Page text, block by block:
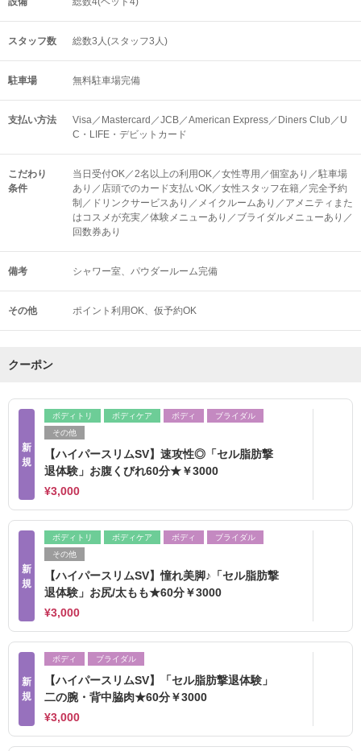
スタッフ数 総数3人(スタッフ3人)
駐車場 無料駐車場完備
支払い方法
Visa／Mastercard／JCB／American Express／Diners Club／U
C・LIFE・デビットカード
こだわり
条件
当日受付OK／2名以上の利用OK／女性専用／個室あり／駐車場
あり／店頭でのカード支払いOK／女性スタッフ在籍／完全予約
制／ドリンクサービスあり／メイクルームあり／アメニティまた
はコスメが充実／体験メニューあり／ブライダルメニューあり／
回数券あり
備考 シャワー室、パウダールーム完備
その他 ポイント利用OK 仮予約OK
クーポン
新
規
ボディトリ ボディケア ボディ
ブライダル
その他
【ハイパースリムSV】速攻性◎「セル脂肪撃
退体験」お腹くびれ60分★￥3000
¥3,000
新
規
ボディトリ ボディケア ボディ
ブライダル
その他
【ハイパースリムSV】憧れ美脚♪「セル脂肪撃
退体験」お尻/太もも★60分￥3000
¥3,000
新
規
ボディ ブライダル
【ハイパースリムSV】「セル脂肪撃退体験」
二の腕・背中脇肉★60分￥3000
¥3,000